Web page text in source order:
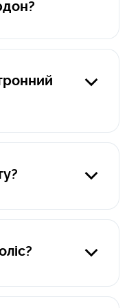
памʼятку "Що
до 1 року. Поліси, що